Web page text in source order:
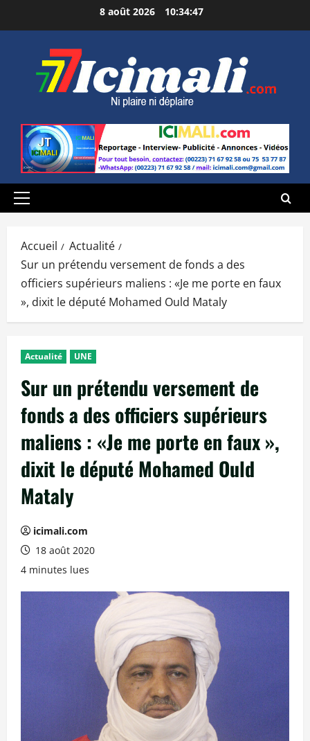
au
8 août 2026 10:34:48
Menu
Accueil
Actualité
Sur un prétendu versement de fonds a des
officiers supérieurs maliens : «Je me porte en faux
», dixit le député Mohamed Ould Mataly
Actualité UNE
Sur un prétendu versement de
fonds a des officiers supérieurs
maliens : «Je me porte en faux »,
dixit le député Mohamed Ould
Mataly
icimali.com
18 août 2020
4 minutes lues